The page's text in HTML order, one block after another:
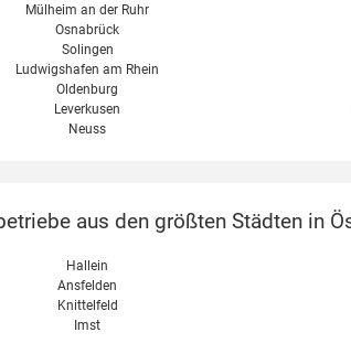
Mülheim an der Ruhr
Osnabrück
Solingen
Ludwigshafen am Rhein
Oldenburg
Leverkusen
Neuss
aus den größten Städten in
Hallein
Ansfelden
Knittelfeld
Imst